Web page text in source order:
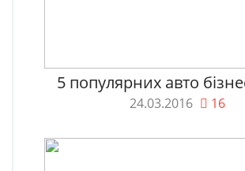
5 популярних авто
24.03.2016 16